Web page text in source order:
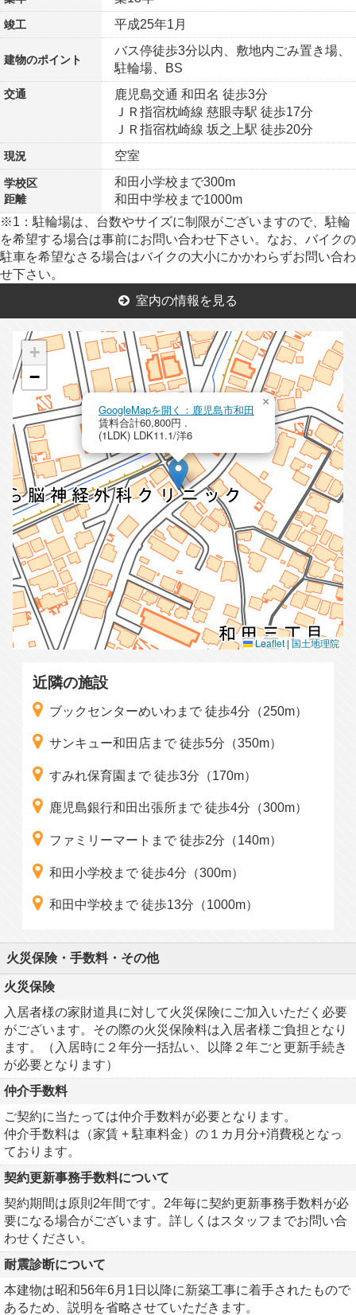
竣工 平成25年1月
建物のポイント
バス停徒歩3分以内、敷地内ごみ置き場、
駐輪場、BS
交通
鹿児島交通 和田名 徒歩3分
ＪＲ指宿枕崎線 慈眼寺駅 徒歩17分
ＪＲ指宿枕崎線 坂之上駅 徒歩20分
現況 空室
学校区
距離
和田小学校まで300m
和田中学校まで1000m
※1：駐輪場は、台数やサイズに制限がございますので、駐輪
を希望する場合は事前にお問い合わせ下さい。なお、バイクの
駐車を希望なさる場合はバイクの大小にかかわらずお問い合わ
せ下さい。
室内の情報を見る
GoogleMapを開く：鹿児島市和田
賃料合計60,800円 .
(1LDK) LDK11.1/洋6
×
+
−
Leaflet|国土地理院
近隣の施設
ブックセンターめいわまで 徒歩4分（250m）
サンキュー和田店まで 徒歩5分（350m）
すみれ保育園まで 徒歩3分（170m）
鹿児島銀行和田出張所まで 徒歩4分（300m）
ファミリーマートまで 徒歩2分（140m）
和田小学校まで 徒歩4分（300m）
和田中学校まで 徒歩13分（1000m）
火災保険・手数料・その他
火災保険
入居者様の家財道具に対して火災保険にご加入いただく必要
がございます。その際の火災保険料は入居者様ご負担となり
ます。（入居時に２年分一括払い、以降２年ごと更新手続き
が必要となります）
仲介手数料
ご契約に当たっては仲介手数料が必要となります。
仲介手数料は（家賃 + 駐車料金）の１カ月分+消費税となっ
ております。
契約更新事務手数料について
契約期間は原則2年間です。2年毎に契約更新事務手数料が必
要になる場合がございます。詳しくはスタッフまでお問い合
わせください。
耐震診断について
本建物は昭和56年6月1日以降に新築工事に着手されたもので
あるため、説明を省略させていただきます。